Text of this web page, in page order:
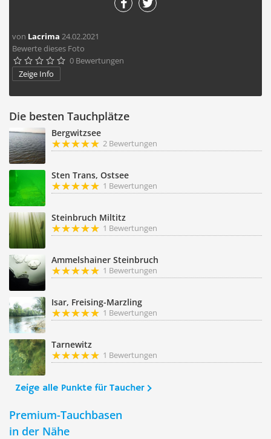
von Lacrima 24.02.2021
Bewerte dieses Foto
     0 Bewertungen
Zeige Info
Die besten Tauchplätze
Bergwitzsee
2 Bewertungen
Sten Trans, Ostsee
1 Bewertungen
Steinbruch Miltitz
1 Bewertungen
Ammelshainer Steinbruch
1 Bewertungen
Isar, Freising-Marzling
1 Bewertungen
Tarnewitz
1 Bewertungen
Zeige alle Punkte für Taucher
Premium-Tauchbasen
in der Nähe